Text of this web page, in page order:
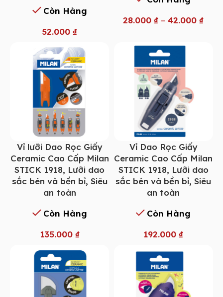
Còn Hàng
52.000 ₫
28.000₫ –42.000₫
Vỉ lưỡi Dao Rọc Giấy
Ceramic Cao Cấp Milan
STICK 1918, Lưỡi dao
sắc bén và bền bỉ, Siêu
an toàn
Còn Hàng
135.000 ₫
Vỉ Dao Rọc Giấy
Ceramic Cao Cấp Milan
STICK 1918, Lưỡi dao
sắc bén và bền bỉ, Siêu
an toàn
Còn Hàng
192.000₫